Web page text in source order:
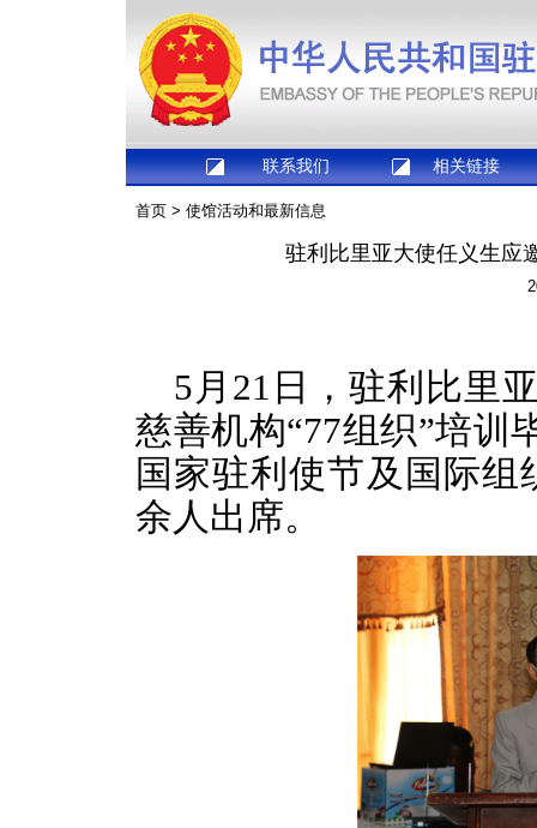
联系我们 相关链接
首页 > 使馆活动和最新信息
驻利比里亚大使任义生应
5月21日，驻利比里
慈善机构“77组织”培训
国家驻利使节及国际组
余人出席。